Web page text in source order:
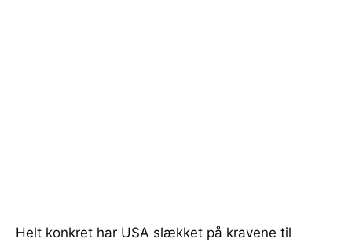
Helt konkret har USA slækket på kravene til